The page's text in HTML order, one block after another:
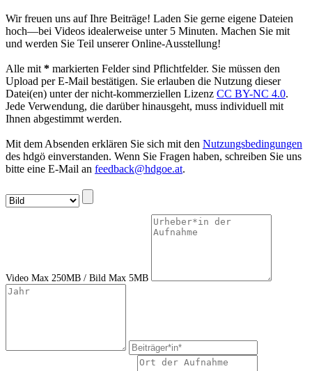
Wir freuen uns auf Ihre Beiträge! Laden Sie gerne eigene Dateien
hoch—bei Videos idealerweise unter 5 Minuten. Machen Sie mit
und werden Sie Teil unserer Online-Ausstellung!
Alle mit * markierten Felder sind Pflichtfelder. Sie müssen den
Upload per E-Mail bestätigen. Sie erlauben die Nutzung dieser
Datei(en) unter der nicht-kommerziellen Lizenz CC BY-NC 4.0.
Jede Verwendung, die darüber hinausgeht, muss individuell mit
Ihnen abgestimmt werden.
Mit dem Absenden erklären Sie sich mit den Nutzungsbedingungen
des hdgö einverstanden. Wenn Sie Fragen haben, schreiben Sie uns
bitte eine E-Mail an feedback@hdgoe.at.
Video Max 250MB / Bild Max 5MB